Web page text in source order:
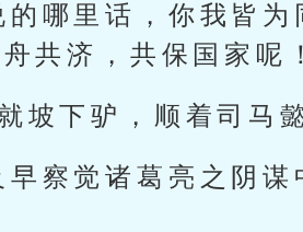
哪里话，你我皆为
共济，共保国家呢
坡下驴，顺着司马
察觉诸葛亮之阴谋